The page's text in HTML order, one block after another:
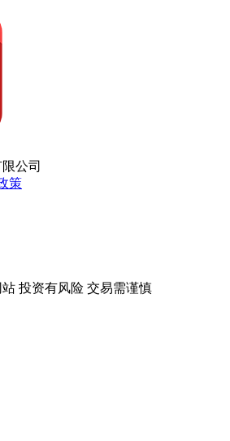
公司
策
投资有风险 交易需谨慎